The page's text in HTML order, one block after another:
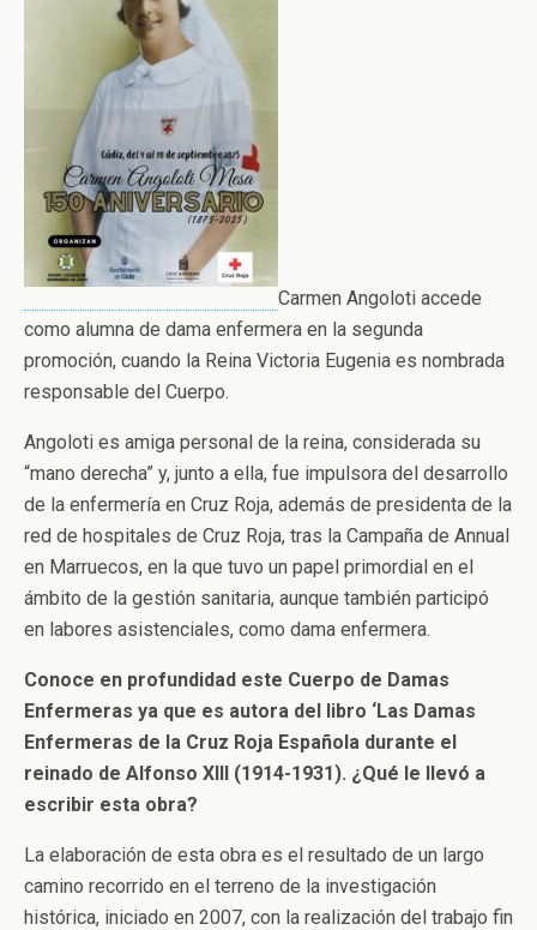
Carmen Angoloti accede
como alumna de dama enfermera en la segunda
promoción, cuando la Reina Victoria Eugenia es nombrada
responsable del Cuerpo.
Angoloti es amiga personal de la reina, considerada su
“mano derecha” y, junto a ella, fue impulsora del desarrollo
de la enfermería en Cruz Roja, además de presidenta de la
red de hospitales de Cruz Roja, tras la Campaña de Annual
en Marruecos, en la que tuvo un papel primordial en el
ámbito de la gestión sanitaria, aunque también participó
en labores asistenciales, como dama enfermera.
Conoce en profundidad este Cuerpo de Damas
Enfermeras ya que es autora del libro ‘Las Damas
Enfermeras de la Cruz Roja Española durante el
reinado de Alfonso XIII (1914-1931). ¿Qué le llevó a
escribir esta obra?
La elaboración de esta obra es el resultado de un largo
camino recorrido en el terreno de la investigación
histórica, iniciado en 2007, con la realización del trabajo fin